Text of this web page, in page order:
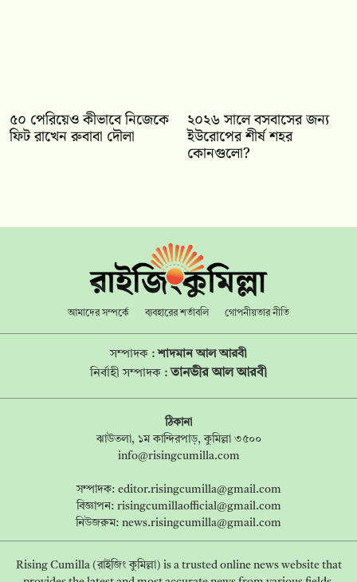
৫০ পেরিয়েও কীভাবে নিজেকে
ফিট রাখেন রুবাবা দৌলা
২০২৬ সালে বসবাসের জন্য
ইউরোপের শীর্ষ শহর
কোনগুলো?
আমাদের সম্পর্কে ব্যবহারের শর্তাবলি গোপনীয়তার নীতি
সম্পাদক :শাদমান আল আরবী
নির্বাহী সম্পাদক : তানভীর আল আরবী
ঠিকানা
ঝাউতলা, ১ম কান্দিরপাড়, কুমিল্লা ৩৫০০
info@risingcumilla.com
সম্পাদক: editor.risingcumilla@gmail.com
বিজ্ঞাপন: risingcumillaofficial@gmail.com
নিউজরুম: news.risingcumilla@gmail.com
Rising Cumilla (রাইজিং কুমিল্লা) is a trusted online news website that